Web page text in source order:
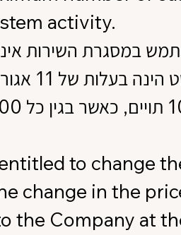
activity.
השירות אינו
בנפרד לפי
to change
change in the
the Company at